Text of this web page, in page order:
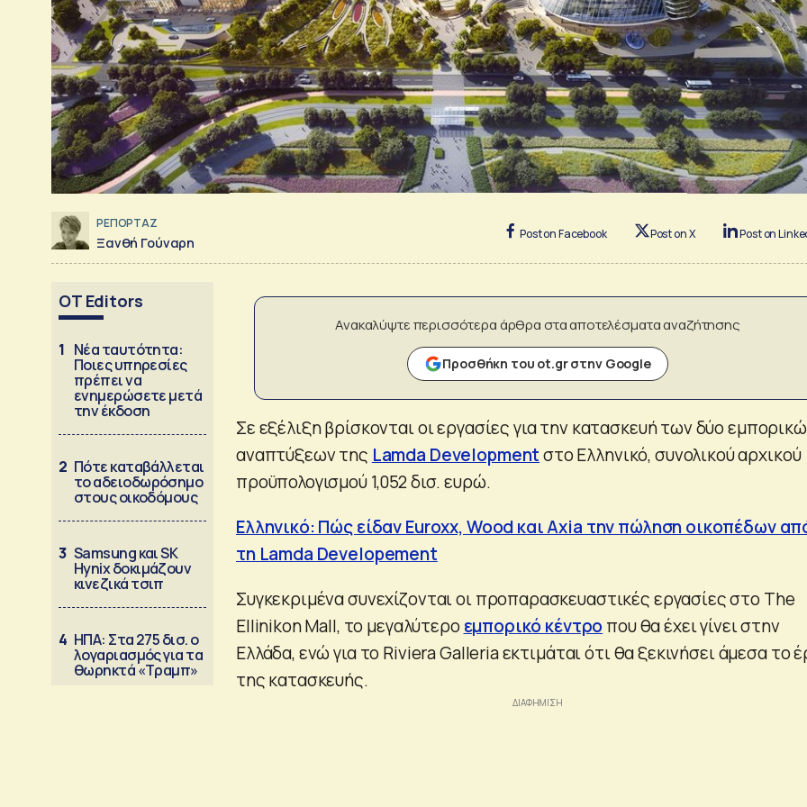
ΡΕΠΟΡΤΑΖ
Ξανθή Γούναρη
Post on Facebook Post on X Post on
OT Editors
1 Νέα ταυτότητα:
Ποιες υπηρεσίες
πρέπει να
ενημερώσετε μετά
την έκδοση
2 Πότε καταβάλλεται
το αδειοδωρόσημο
στους οικοδόμους
3 Samsung και SK
Hynix δοκιμάζουν
κινεζικά τσιπ
4 ΗΠΑ: Στα 275 δισ. ο
λογαριασμός για τα
θωρηκτά «Τραμπ»
Ανακαλύψτε περισσότερα άρθρα στα αποτελέσματα αναζήτησης
Προσθήκη του ot.gr στην Google
Σε εξέλιξη βρίσκονται οι εργασίες για την κατασκευή των δύο
αναπτύξεων της Lamda Developmentστο Ελληνικό, συνολικού αρχικού
προϋπολογισμού 1,052 δισ. ευρώ.
Ελληνικό: Πώς είδαν Euroxx, Wood και Axia την πώληση οικοπέδων
τη Lamda Developement
Συγκεκριμένα συνεχίζονται οι προπαρασκευαστικές εργασίες στο The
Ellinikon Mall, το μεγαλύτεροεμπορικό κέντρο που θα έχει γίνει στην
Ελλάδα, ενώ για το Riviera Galleria εκτιμάται ότι θα ξεκινήσει άμεσα το
της κατασκευής.